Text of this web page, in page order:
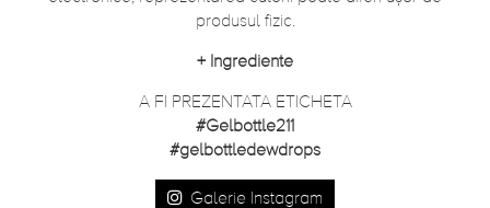
produsul fizic.
+ Ingrediente
A FI PREZENTATA ETICHETA
#Gelbottle211
#gelbottledewdrops
Galerie Instagram